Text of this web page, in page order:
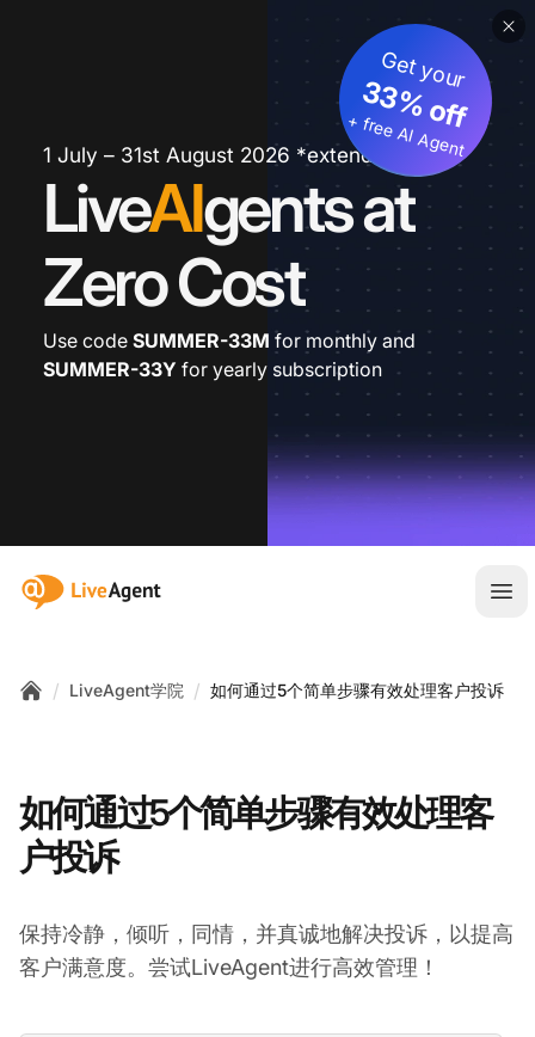
1 July – 31st August 2026 *extended
LiveAIgents at
Zero Cost
Get your
33% off
+ free AI Agent
Use code SUMMER-33M for monthly and
SUMMER-33Y for yearly subscription
:site.title
/ LiveAgent学院 / 如何通过5个简单步骤有效处理客户投诉
如何通过5个简单步骤有效处理客
户投诉
保持冷静，倾听，同情，并真诚地解决投诉，以提高
客户满意度。尝试LiveAgent进行高效管理！